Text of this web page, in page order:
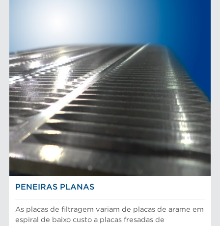
PENEIRAS PLANAS
As placas de filtragem variam de placas de arame em
espiral de baixo custo a placas fresadas de